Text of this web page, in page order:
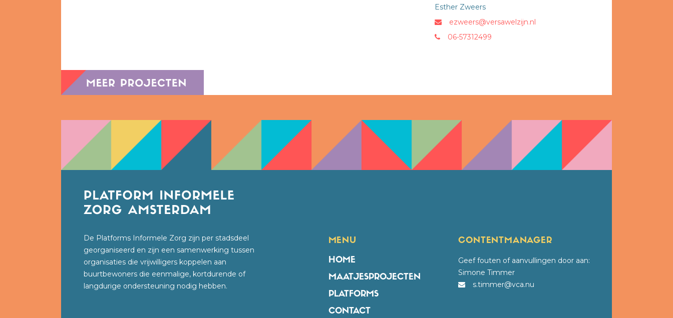
Esther Zweers
ezweers@versawelzijn.nl
06-57312499
De Platforms Informele Zorg zijn per stadsdeel
georganiseerd en zijn een samenwerking tussen
organisaties die vrijwilligers koppelen aan
buurtbewoners die eenmalige, kortdurende of
langdurige ondersteuning nodig hebben.
MENU
HOME
MAATJESPROJECTEN
PLATFORMS
CONTACT
CONTENTMANAGER
Geef fouten of aanvullingen door aan:
Simone Timmer
s.timmer@vca.nu